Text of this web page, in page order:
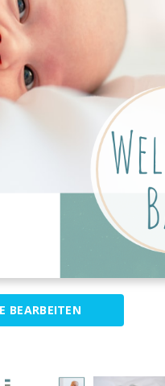
BEARBEITEN